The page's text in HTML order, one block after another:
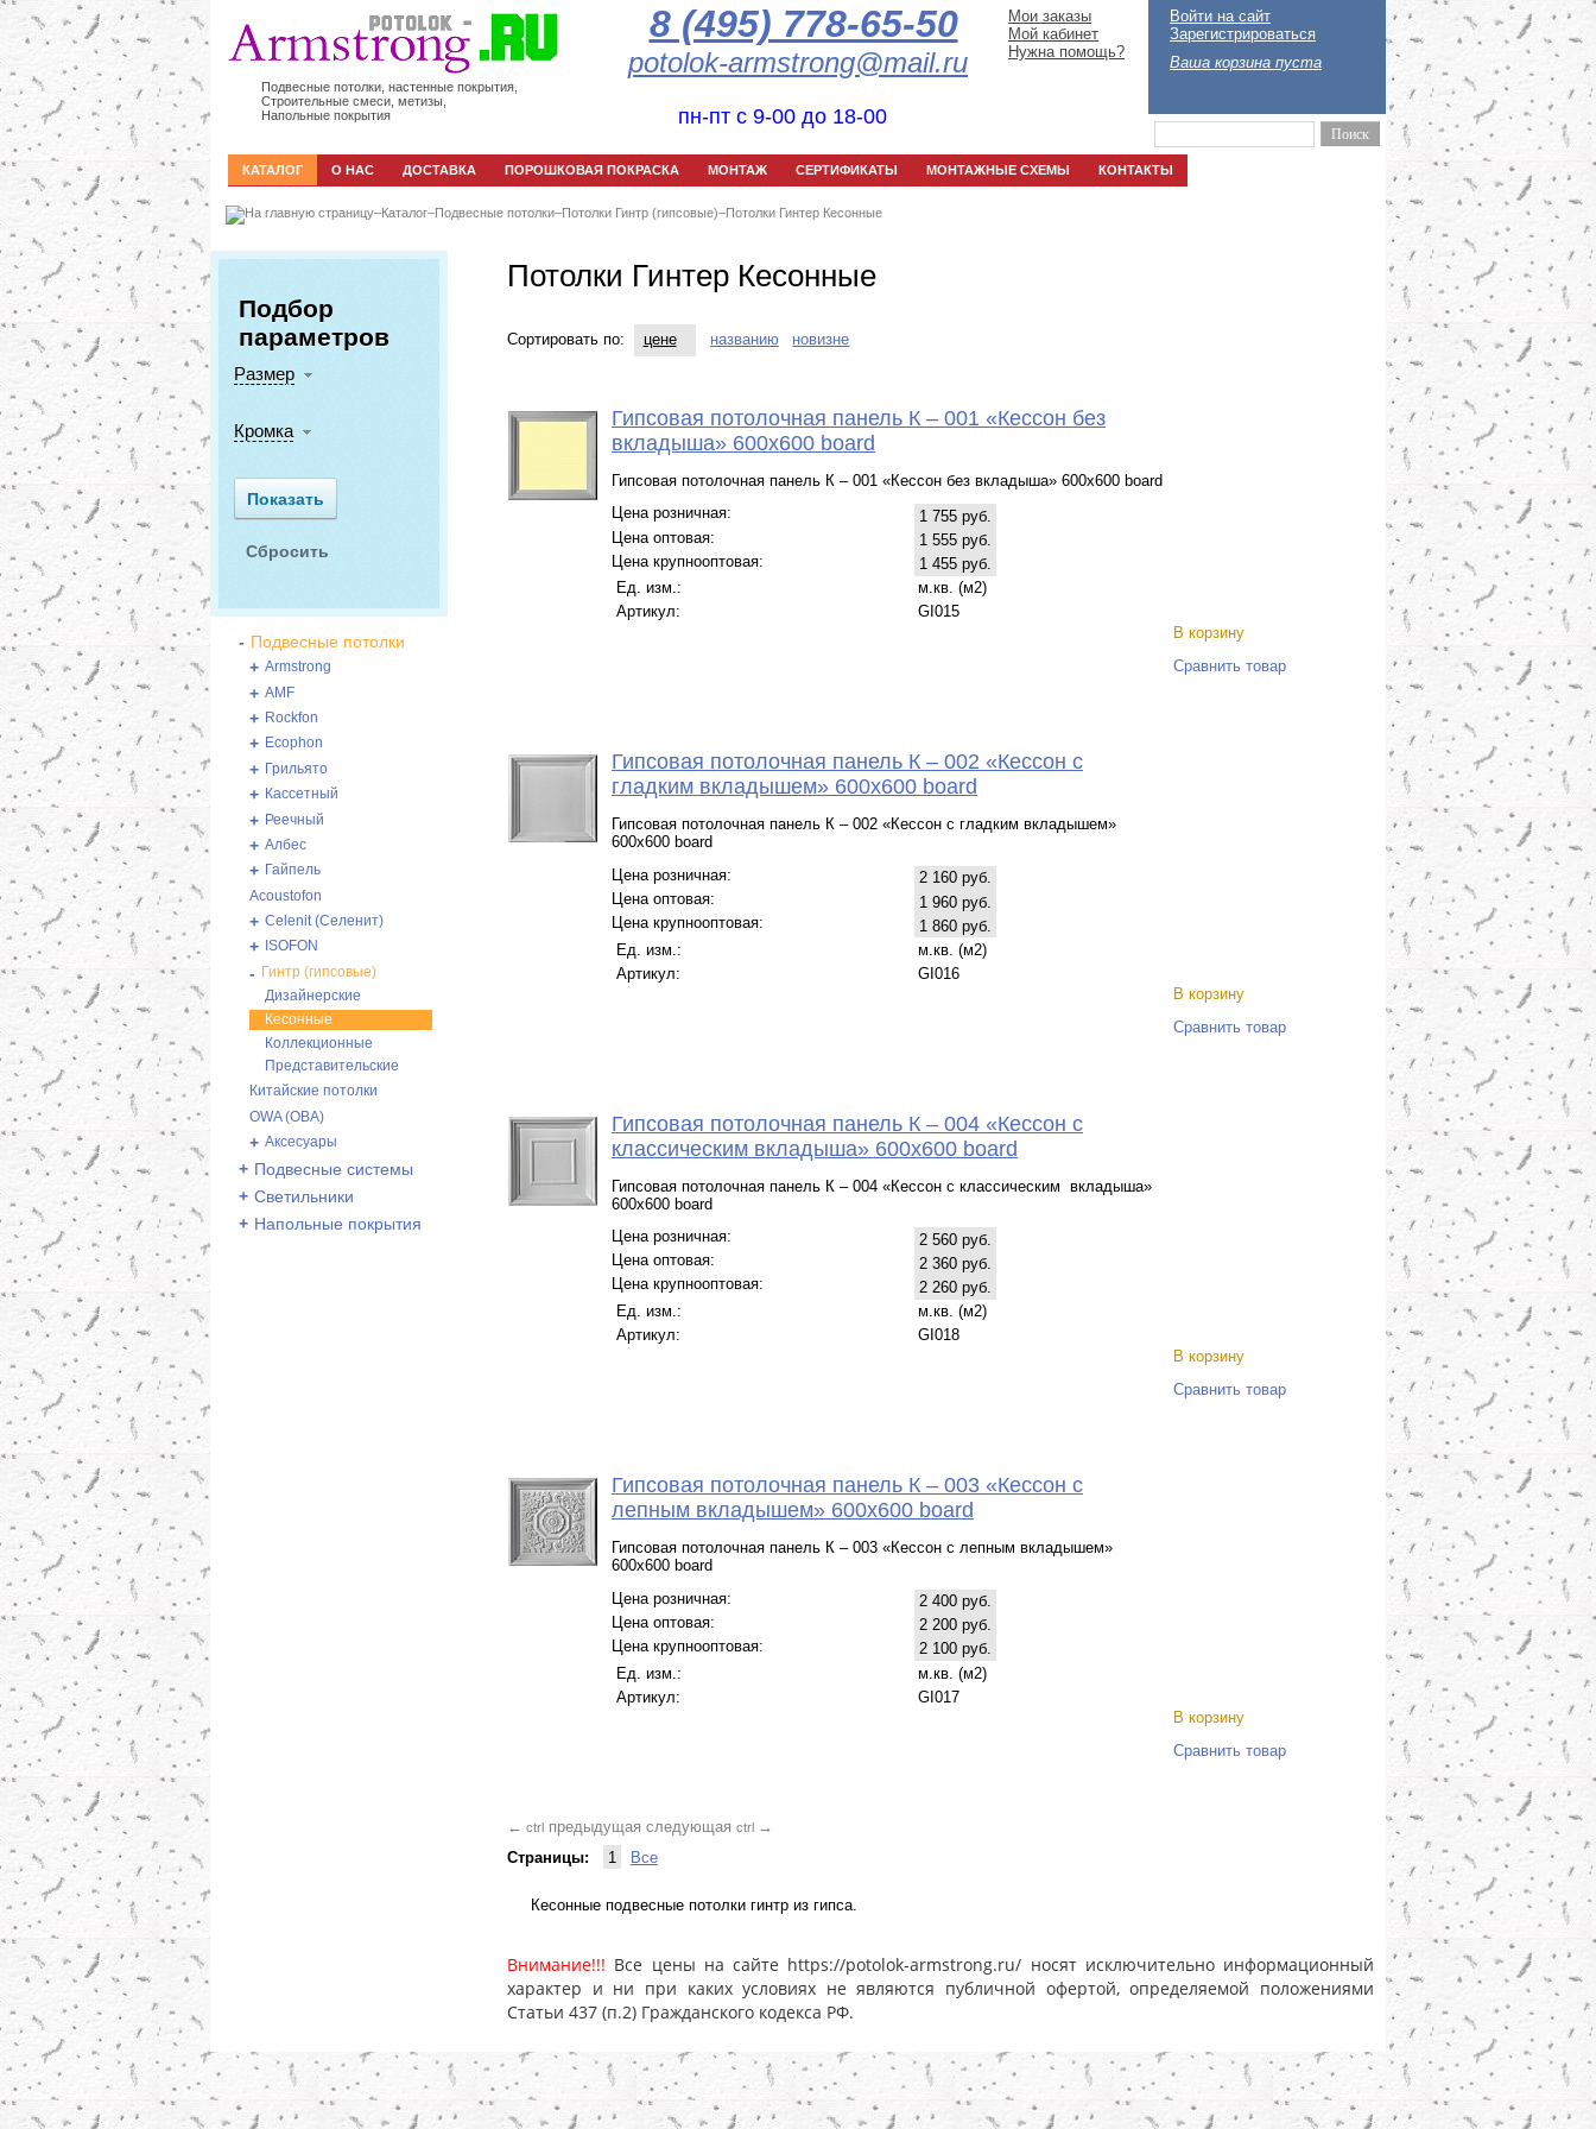
Подвесные потолки, настенные покрытия,
Строительные смеси, метизы,
Напольные покрытия
8 (495) 778-65-50
potolok-armstrong@mail.ru
пн-пт с 9-00 до 18-00
КАТАЛОГ О НАС ДОСТАВКА ПОРОШКОВАЯ ПОКРАСКА МОНТАЖ СЕРТИФИКАТЫ МОНТАЖНЫЕ СХЕМЫ КОНТАКТЫ
Мои заказы
Мой кабинет
Нужна помощь?
Войти на сайт
Зарегистрироваться
Ваша корзина пуста
–Каталог–Подвесные потолки–Потолки Гинтр (гипсовые)–Потолки Гинтер Кесонные
Подбор
параметров
Размер
Кромка
- Подвесные потолки
+ Armstrong
+ AMF
+ Rockfon
+ Ecophon
+ Грильято
+ Кассетный
+ Реечный
+ Албес
+ Гайпель
Acoustofon
+ Celenit (Селенит)
+ ISOFON
- Гинтр (гипсовые)
Дизайнерские
Кесонные
Коллекционные
Представительские
Китайские потолки
OWA (ОВА)
+ Аксесуары
+ Подвесные системы
+ Светильники
+ Напольные покрытия
Потолки Гинтер Кесонные
Сортировать по: цене названию новизне
Гипсовая потолочная панель К – 001 «Кессон без
вкладыша» 600х600 board
Гипсовая потолочная панель К – 001 «Кессон без вкладыша» 600х600 board
Цена розничная:
1 755 руб.
Цена оптовая:
1 555 руб.
Цена крупнооптовая:
1 455 руб.
Ед. изм.:
м.кв. (м2)
Артикул:
GI015
В корзину
Сравнить товар
Гипсовая потолочная панель К – 002 «Кессон с
гладким вкладышем» 600х600 board
Гипсовая потолочная панель К – 002 «Кессон с гладким вкладышем»
600х600 board
Цена розничная:
2 160 руб.
Цена оптовая:
1 960 руб.
Цена крупнооптовая:
1 860 руб.
Ед. изм.:
м.кв. (м2)
Артикул:
GI016
В корзину
Сравнить товар
Гипсовая потолочная панель К – 004 «Кессон с
классическим вкладыша» 600х600 board
Гипсовая потолочная панель К – 004 «Кессон с классическим вкладыша»
600х600 board
Цена розничная:
2 560 руб.
Цена оптовая:
2 360 руб.
Цена крупнооптовая:
2 260 руб.
Ед. изм.:
м.кв. (м2)
Артикул:
GI018
В корзину
Сравнить товар
Гипсовая потолочная панель К – 003 «Кессон с
лепным вкладышем» 600х600 board
Гипсовая потолочная панель К – 003 «Кессон с лепным вкладышем»
600х600 board
Цена розничная:
2 400 руб.
Цена оптовая:
2 200 руб.
Цена крупнооптовая:
2 100 руб.
Ед. изм.:
м.кв. (м2)
Артикул:
GI017
В корзину
Сравнить товар
← ctrl предыдущая следующая ctrl →
Страницы: 1 Все
Кесонные подвесные потолки гинтр из гипса.
Внимание!!! Все цены на сайте https://potolok-armstrong.ru/ носят исключительно информационный
характер и ни при каких условиях не являются публичной офертой, определяемой положениями
Статьи 437 (п.2) Гражданского кодекса РФ.